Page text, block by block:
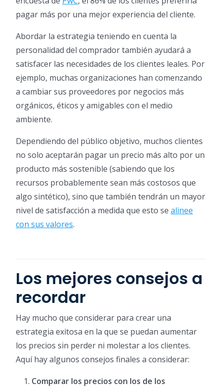
pagar más por una mejor experiencia del cliente.
Abordar la estrategia teniendo en cuenta la
personalidad del comprador también ayudará a
satisfacer las necesidades de los clientes leales. Por
ejemplo, muchas organizaciones han comenzando
a cambiar sus proveedores por negocios más
orgánicos, éticos y amigables con el medio
ambiente.
Dependiendo del público objetivo, muchos clientes
no solo aceptarán pagar un precio más alto por un
producto más sostenible (sabiendo que los
recursos probablemente sean más costosos que
algo sintético), sino que también tendrán un mayor
nivel de satisfacción a medida que esto se alinee
con sus valores.
Los mejores consejos a
recordar
Hay mucho que considerar para crear una
estrategia exitosa en la que se puedan aumentar
los precios sin perder ni molestar a los clientes.
Aquí hay algunos consejos finales a considerar:
Comparar los precios con los de los